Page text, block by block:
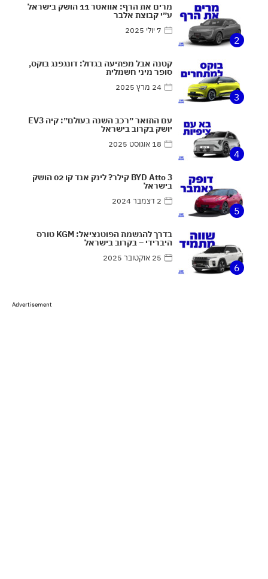
2
מרים את הרף: אוואטר 11 הושק בישראל
ע״י קבוצת אלבר
7 יולי 2025
3
קטנה אבל מפתיעה בגדול: דונגפנג בוקס,
סופר מיני חשמלית
24 מרץ 2025
4
עם התואר ״רכב השנה בעולם״: קיה EV3
יושק בקרוב בישראל
18 אוגוסט 2025
5
BYD Atto 3 קילר? לינק אנד קו 02 הושק
בישראל
2 דצמבר 2024
6
בדרך להגשמת הפוטנציאל: KGM טורס
היברידי – בקרוב בישראל
25 אוקטובר 2025
Advertisement